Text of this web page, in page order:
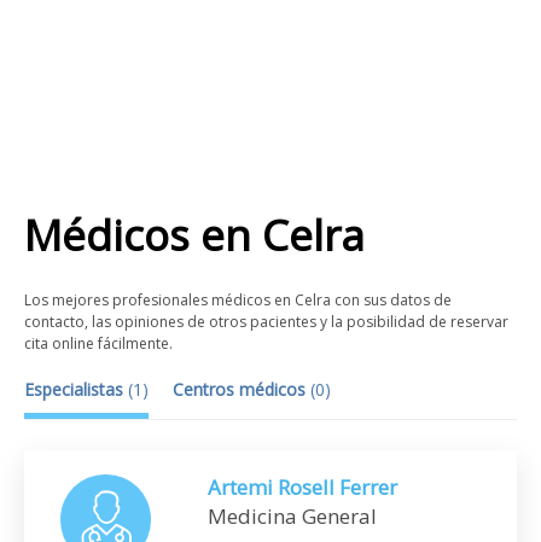
Médicos en Celra
Los mejores profesionales médicos en Celra con sus datos de
contacto, las opiniones de otros pacientes y la posibilidad de reservar
cita online fácilmente.
Especialistas (1 ) Centros médicos (0)
Artemi Rosell Ferrer
Medicina General